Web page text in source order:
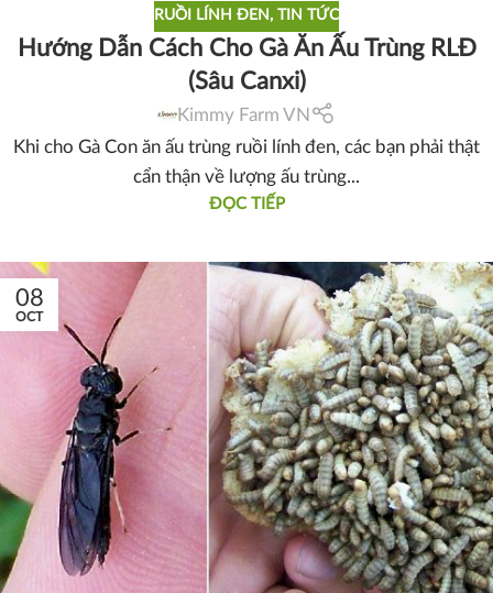
RUỒI LÍNH ĐEN, TIN TỨC
Hướng Dẫn Cách Cho Gà Ăn Ấu Trùng RLĐ
(Sâu Canxi)
Kimmy Farm VN
Khi cho Gà Con ăn ấu trùng ruồi lính đen, các bạn phải thật
cẩn thận về lượng ấu trùng...
ĐỌC TIẾP
08
OCT